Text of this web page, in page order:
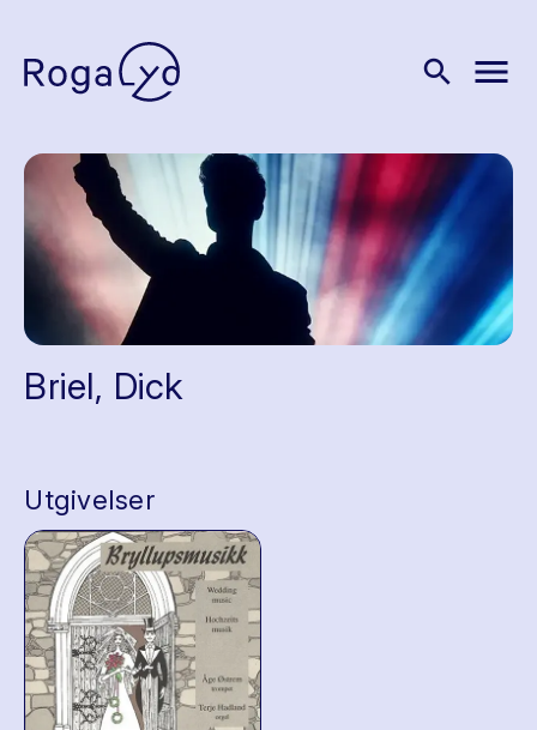
search menu
Briel, Dick
Utgivelser